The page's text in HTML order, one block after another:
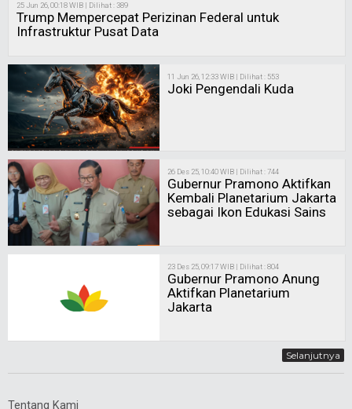
25 Jun 26, 00:18 WIB | Dilihat : 389
Trump Mempercepat Perizinan Federal untuk
Infrastruktur Pusat Data
11 Jun 26, 12:33 WIB | Dilihat : 553
Joki Pengendali Kuda
26 Des 25, 10:40 WIB | Dilihat : 744
Gubernur Pramono Aktifkan
Kembali Planetarium Jakarta
sebagai Ikon Edukasi Sains
23 Des 25, 09:17 WIB | Dilihat : 804
Gubernur Pramono Anung
Aktifkan Planetarium
Jakarta
Selanjutnya
Tentang Kami